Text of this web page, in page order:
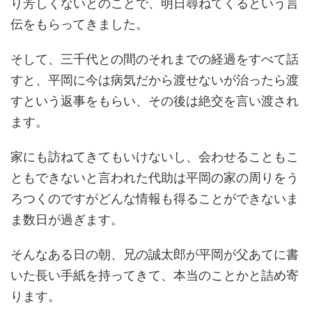
り芳しくないとのことで、明日尋ねてくるという言
伝をもらってきました。
そして、三千代との間のそれまでの経過をすべて話
すと、平岡に今は病気だから渡せないが治ったら渡
すという返事をもらい、その後は絶交を言い渡され
ます。
家にも訪ねてきてもいけないし、会わせることもこ
ともできないと言われた代助は平岡の家の周りをう
ろつくのですがどんな情報も得ることができないま
ま数日が過ぎます。
そんなある日の朝、兄の誠太郎が平岡が父あてに書
いた長い手紙を持ってきて、本当のことかと詰め寄
ります。